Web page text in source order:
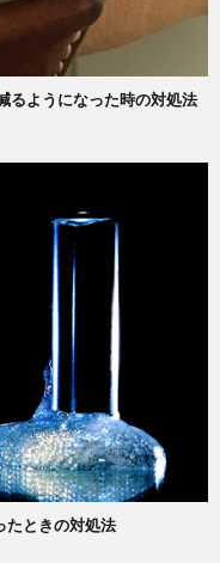
ようになった時の対処法
たときの対処法